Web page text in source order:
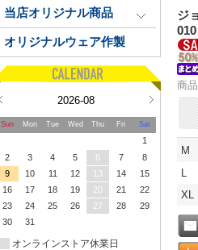
当店オリジナル商品
オリジナルウェア作製
2026-08
Sun Mon Tue Wed Thu Fri Sat
1
2
3 4 5 6 7
8
9
10 11 12 13 14
15
16
17 18 19 20 21
22
23
24 25 26 27 28
29
30
31
オンラインストア休業日
ジ
商
M
L
XL